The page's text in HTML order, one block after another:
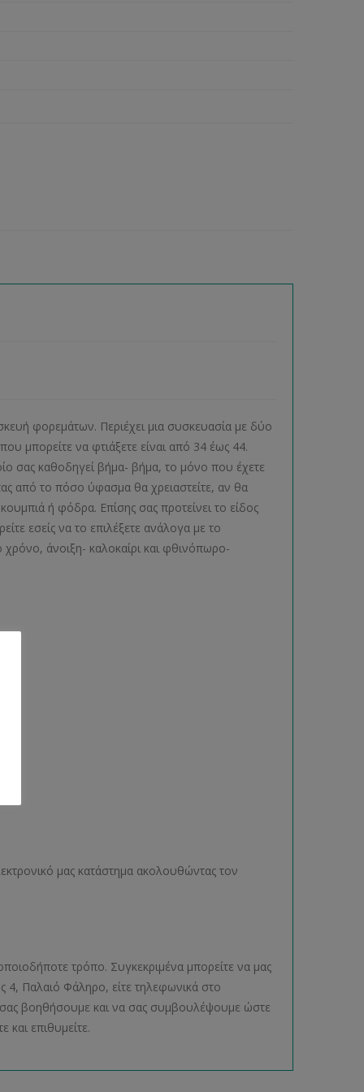
φορεμάτων. Περιέχει μια συσκευασία με δύο
μπορείτε να φτιάξετε είναι από 34 έως 44.
σας καθοδηγεί βήμα- βήμα, το μόνο που έχετε
από το πόσο ύφασμα θα χρειαστείτε, αν θα
ή φόδρα. Επίσης σας προτείνει το είδος
εσείς να το επιλέξετε ανάλογα με το
άνοιξη- καλοκαίρι και φθινόπωρο-
μας κατάστημα ακολουθώντας τον
τρόπο. Συγκεκριμένα μπορείτε να μας
4, Παλαιό Φάληρο, είτε τηλεφωνικά στο
σας βοηθήσουμε και να σας συμβουλέψουμε ώστε
και επιθυμείτε.